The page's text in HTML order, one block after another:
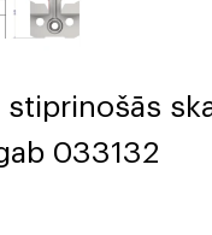
033132